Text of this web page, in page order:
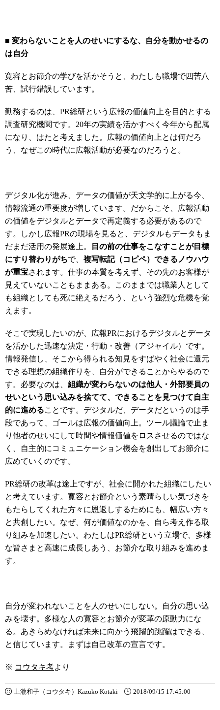
■ 変わらないことを人のせいにするな、自分を動かせるの
は自分
寛容とお節介の学びを活かそうと、わたしも職場で四苦八
苦、試行錯誤しています。
勤務するのは、PR総研という広報の価値向上を目的とする
調査研究機関です。20年の実績を活かすべく今年から配属
になり、はたと考えました。広報の価値向上とは何だろ
う、なぜこの時代に広報活動が必要なのだろうと。
デジタル化が進み、データの価値が天文学的に上がる今、
情報流通の重要度が増しています。だからこそ、広報活動
の価値をデジタルとデータで再定義する必要があるので
す。しかし広報PRの現場を見ると、デジタルもデータもま
だまだ活用の発展途上。
目の前の仕事をこなすことが目標
にすり替わりがちで、 複写転記（コピペ）できるノウハウ
が重宝されます。仕事の本質を考えず、その先のお客様が
見えていないこともままある。このままでは職業人として
も組織としても死に絶えるだろう、という強烈な危機を覚
えます。
そこで実現したいのが、広報PRにおけるデジタルとデータ
を活かした迅速な決定・行動・改善（アジャイル）です。
情報発信し、そこから得られる知見をすばやく社会に還元
できる理想の組織作りを、自分ができることからやるので
す。必要なのは、 組織が変わらないのは他人・外部要員の
せいという思い込みを捨てて、できることを見つけて自主
的に進めることです。デジタルだ、データだというのは手
段であって、ゴールは広報の価値向上。ツール議論で止ま
り他者のせいにして時間や情報価値をロスさせるのではな
く、自主的にコミュニケーション機会を創出してお節介に
広めていくのです。
PR総研の改革は途上ですが、社会に開かれた組織にしたい
と考えています。寛容とお節介という素晴らしい気づきを
もたらしてくれた方々に恩返しするためにも、幅広い方々
と共創したい。なぜ、何が価値なのかを、自ら考え作る取
り組みを加速したい。わたしはPR総研という立場で、多様
な皆さまと高速に成長しあう、お節介な取り組みを進めま
す。
自分が変われないことを人のせいにしない。自分の思い込
みを壊す。多様な人の寛容とお節介が変革の原動力にな
る。あきらめなければ未来に向かう飛躍的跳躍はできる、
と信じています。まずは自己改革の宣言です。
※ コウタキ考より
上瀧和子（コウタキ）Kazuko Kotaki 2018/09/15 17:45:00